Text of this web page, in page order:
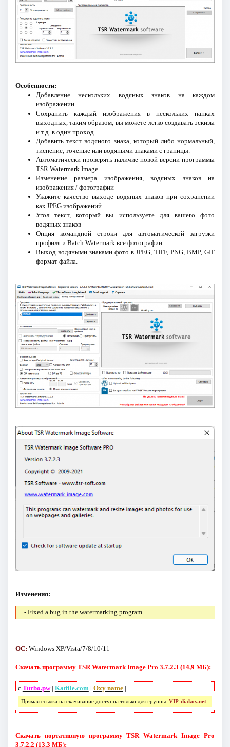
Особенности:
Добавление нескольких водяных знаков на каждом
изображении.
Сохранить каждый изображения в нескольких папках
выходных, таким образом, вы можете легко создавать эскизы
и т.д. в один проход.
Добавить текст водяного знака, который либо нормальный,
тиснение, точеные или водяными знаками с границы.
Автоматически проверять наличие новой версии программы
TSR Watermark Image
Изменение размера изображения, водяных знаков на
изображения / фотографии
Укажите качество выходе водяных знаков при сохранении
как JPEG изображений
Угол текст, который вы используете для вашего фото
водяных знаков
Опция командной строки для автоматической загрузки
профиля и Batch Watermark все фотографии.
Выход водяными знаками фото в JPEG, TIFF, PNG, BMP, GIF
формат файла.
Изменения:
- Fixed a bug in the watermarking program.
ОС: Windows XP/Vista/7/8/10/11
Скачать программу TSR Watermark Image Pro 3.7.2.3 (14,9 МБ):
с Turbo.pw| Katfile.com| Oxy name|
Прямая ссылка на скачивание доступна только для группы: VIP-diakov.net
Скачать портативную программу TSR Watermark Image Pro
3.7.2.2 (13,3 МБ):